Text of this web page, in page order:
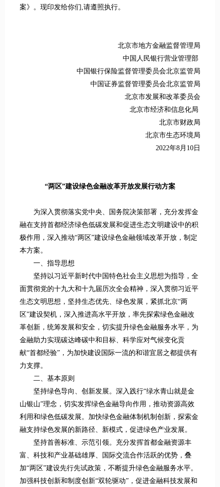
案》。现印发给你们,请遵照执行。
北京市地方金融监督管理局
中国人民银行营业管理部
中国银行保险监督管理委员会北京监管局
中国证券监督管理委员会北京监管局
北京市发展和改革委员会
北京市经济和信息化局
北京市财政局
北京市生态环境局
2022年8月10日
“两区”建设绿色金融改革开放发展行动方案
为深入贯彻落实党中央、国务院决策部署，充分发挥金
融在支持首都经济绿色低碳发展和促进生态文明建设中的积
极作用，深入推动“两区”建设绿色金融领域改革开放，制定
本方案。
一、指导思想
坚持以习近平新时代中国特色社会主义思想为指导，全
面贯彻党的十九大和十九届历次全会精神，深入贯彻习近平
生态文明思想，坚持生态优先、绿色发展，紧抓北京“两
区”建设契机，深入推进高水平开放，率先探索绿色金融改
革创新，统筹发展和安全，切实提升绿色金融服务水平，为
金融助力实现碳达峰碳中和目标、科学应对气候变化贡
献“首都经验”，为加快建设国际一流的和谐宜居之都提供有
力支撑。
二、基本原则
坚持绿色导向、创新发展。深入践行“绿水青山就是金
山银山”理念，切实发挥绿色金融导向作用，推动资源高效
利用和绿色低碳发展。加快绿色金融体制机制创新，探索金
融支持绿色发展的新路径、新模式，促进绿色产业发展。
坚持首善标准、示范引领。充分发挥首都金融资源丰
富、科技和产业基础雄厚、国际交流合作活跃的优势，叠
加“两区”建设先行先试政策，不断提升绿色金融服务水平。
加强科技创新和制度创新“双轮驱动”，促进金融科技发展和